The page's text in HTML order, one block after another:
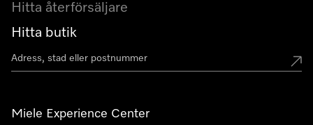
Hitta återförsäljare
Hitta butik
Miele Experience Center